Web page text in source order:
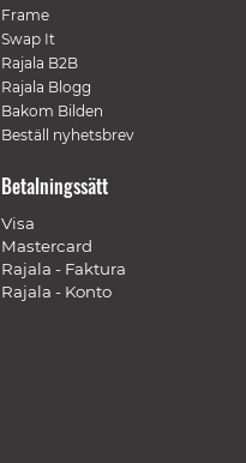
Frame
Swap It
Rajala B2B
Rajala Blogg
Bakom Bilden
Beställ nyhetsbrev
Betalningssätt
Visa
Mastercard
Rajala - Faktura
Rajala - Konto